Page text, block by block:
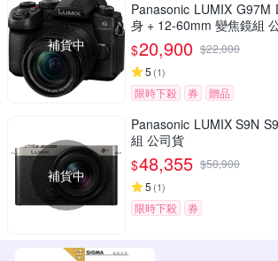
補貨中
Panasonic LUMIX G97M
身 + 12-60mm 變焦鏡組
$20,900 $22,000
5 (1)
限時下殺 券 贈品
補貨中
Panasonic LUMIX S9N
組 公司貨
$48,355 $50,900
5 (1)
限時下殺 券